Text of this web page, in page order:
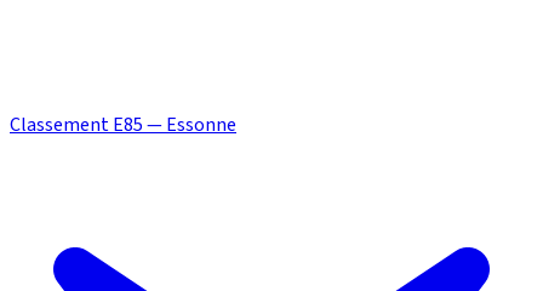
Classement E85 — Essonne